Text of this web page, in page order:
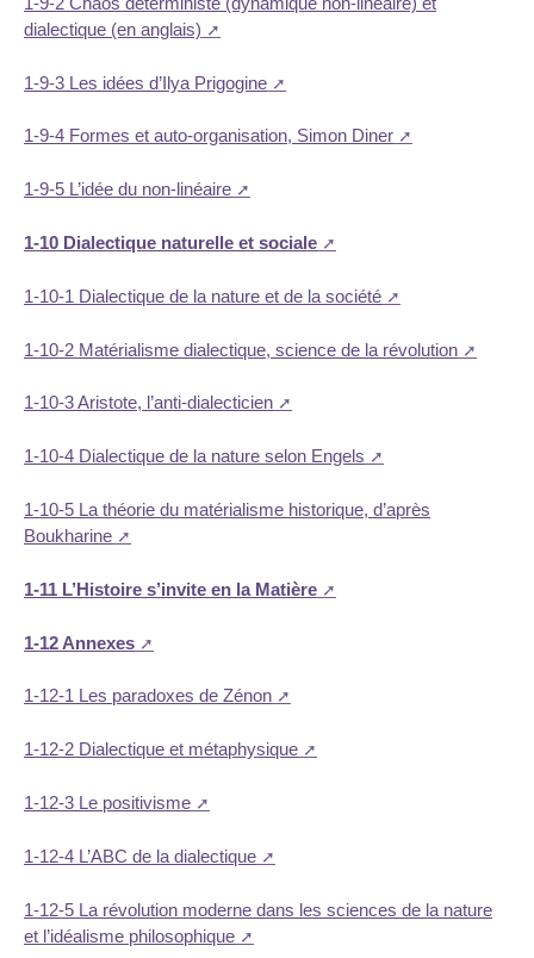
dialectique (en anglais)
1-9-3 Les idées d’Ilya Prigogine
1-9-4 Formes et auto-organisation, Simon Diner
1-9-5 L’idée du non-linéaire
1-10 Dialectique naturelle et sociale
1-10-1 Dialectique de la nature et de la société
1-10-2 Matérialisme dialectique, science de la révolution
1-10-3 Aristote, l’anti-dialecticien
1-10-4 Dialectique de la nature selon Engels
1-10-5 La théorie du matérialisme historique, d’après
Boukharine
1-11 L’Histoire s’invite en la Matière
1-12 Annexes
1-12-1 Les paradoxes de Zénon
1-12-2 Dialectique et métaphysique
1-12-3 Le positivisme
1-12-4 L’ABC de la dialectique
1-12-5 La révolution moderne dans les sciences de la nature
et l’idéalisme philosophique